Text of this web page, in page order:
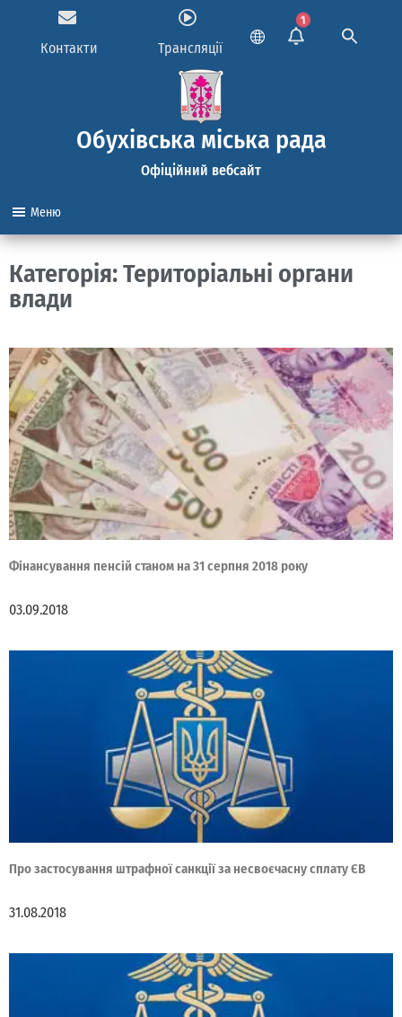
Контакти Трансляції
1
Обухівська міська рада
Офіційний вебсайт
Меню
Категорія: Територіальні органи
влади
Фінансування пенсій станом на 31 серпня 2018 року
03.09.2018
Про застосування штрафної санкції за несвоєчасну сплату ЄВ
31.08.2018